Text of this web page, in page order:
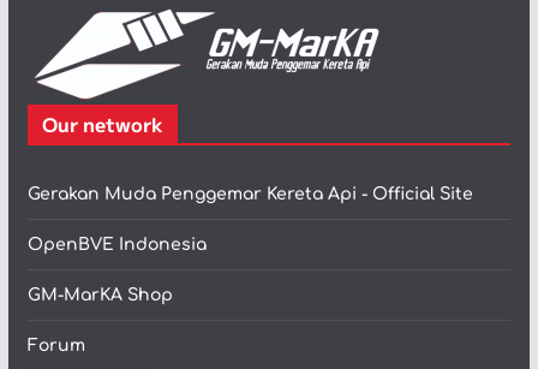
Our network
Gerakan Muda Penggemar Kereta Api - Official Site
OpenBVE Indonesia
GM-MarKA Shop
Forum